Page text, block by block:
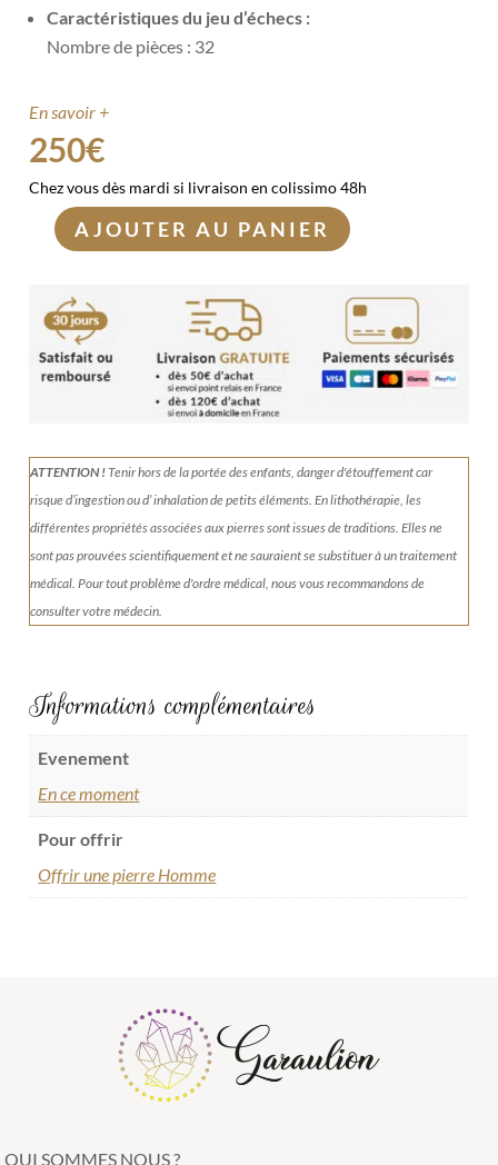
Caractéristiques du jeu d’échecs :
Nombre de pièces : 32
En savoir +
250€
Chez vous dès mardi si livraison en colissimo 48h
quantité
d'échecs
en
pierre
AJOUTER AU PANIER
ATTENTION !Tenirhors de la portée des enfants, danger d'étouffement car
risque d’ingestion ou d’ inhalation de petits éléments.En lithothérapie, les
différentes propriétés associées aux pierres sont issues de traditions. Elles ne
sont pas prouvées scientifiquement et ne sauraient se substituer à un traitement
médical. Pour tout problème d'ordre médical, nous vous recommandons de
consulter votre médecin.
Informations complémentaires
Evenement
En ce moment
Pour offrir
Offrir une pierre Homme
QUI SOMMES NOUS ?